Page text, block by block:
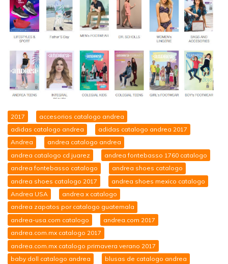
2017
accesorios catalogo andrea
adidas catalogo andrea
adidas catalogo andrea 2017
Andrea
andrea catalogo andrea
andrea catalogo cd juarez
andrea fontebasso 1760 catalogo
andrea fontebasso catalogo
andrea shoes catalogo
andrea shoes catalogo 2017
andrea shoes mexico catalogo
Andrea USA
andrea x catalogo
andrea zapatos por catalogo guatemala
andrea-usa.com catalogo
andrea.com 2017
andrea.com.mx catalogo 2017
andrea.com.mx catalogo primavera verano 2017
baby doll catalogo andrea
blusas de catalogo andrea